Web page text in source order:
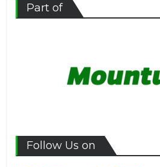
Part of
Follow Us on